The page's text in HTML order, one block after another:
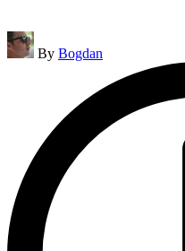
Posted
by
By Bogdan